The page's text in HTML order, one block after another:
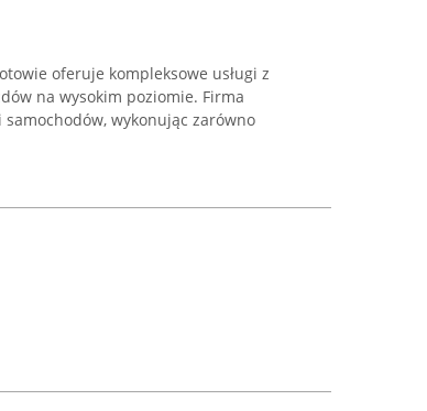
oferuje kompleksowe usługi z
na wysokim poziomie. Firma
wykonując zarówno